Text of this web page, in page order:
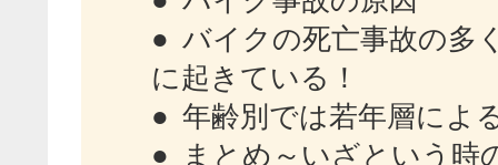
バイクの死亡事故の多
に起きている！
年齢別では若年層によ
まとめ～いざという時